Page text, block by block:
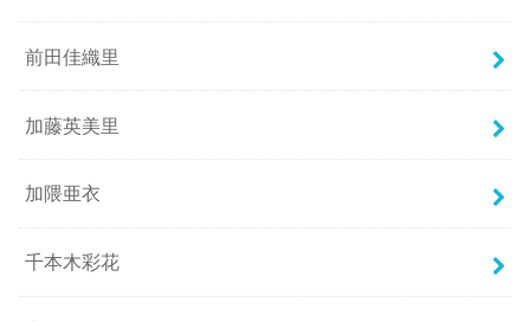
前田佳織里
加藤英美里
加隈亜衣
千本木彩花